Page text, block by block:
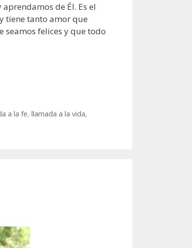
de Él. Es el
tiene tanto amor que
felices y que todo
a la fe, llamada a la vida,